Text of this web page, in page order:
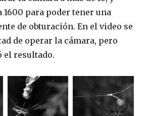
1600 para poder tener una
de obturación. En el video se
de operar la cámara, pero
el resultado.